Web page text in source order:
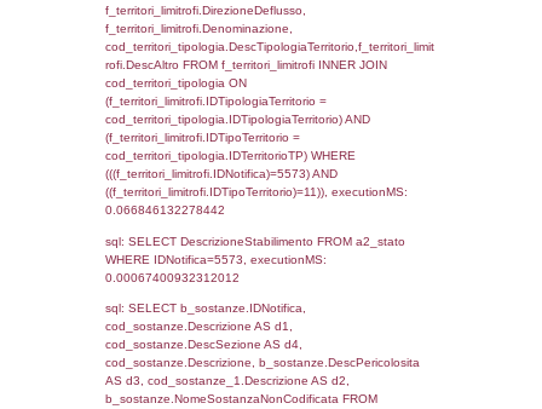
f_territori_limitrofi.Denominazione,
rofi.DescAltro FROM f_territori_limitrofi
cod_territori_tipologia ON
(f_territori_limitrofi.IDTipologiaTerritorio =
cod_territori_tipologia.IDTipologiaTerritorio)
(f_territori_limitrofi.IDTipoTerritorio =
cod_territori_tipologia.IDTerritorioTP)
(((f_territori_limitrofi.IDNotifica)=5573) AND
((f_territori_limitrofi.IDTipoTerritorio)=4)),
sql: SELECT f_territori_limitrofi.Distanza,
f_territori_limitrofi.Direzione,
f_territori_limitrofi.Denominazione,